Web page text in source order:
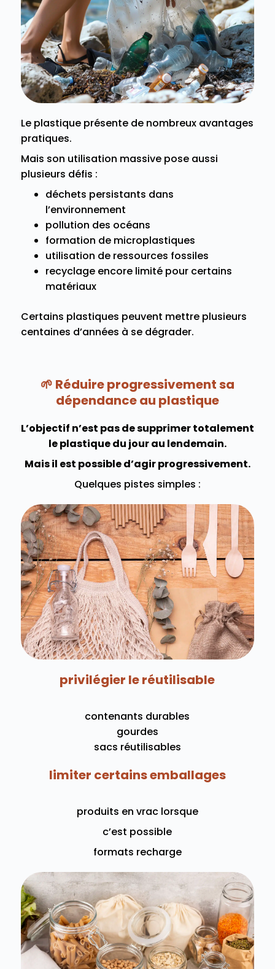
Le plastique présente de nombreux avantages
pratiques.
Mais son utilisation massive pose aussi
plusieurs défis :
déchets persistants dans
l’environnement
pollution des océans
formation de microplastiques
utilisation de ressources fossiles
recyclage encore limité pour certains
matériaux
Certains plastiques peuvent mettre plusieurs
centaines d’années à se dégrader.
🌱 Réduire progressivement sa
dépendance au plastique
L’objectif n’est pas de supprimer totalement
le plastique du jour au lendemain.
Mais il est possible d’agir progressivement.
Quelques pistes simples :
privilégier le réutilisable
contenants durables
gourdes
sacs réutilisables
limiter certains emballages
produits en vrac lorsque
c’est possible
formats recharge